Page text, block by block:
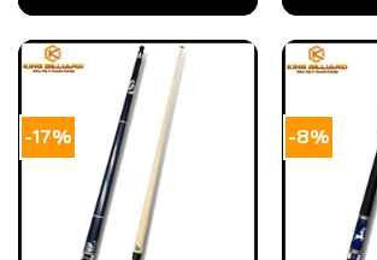
7.500.000₫.
là:
6.800.000₫.
-17% -8%